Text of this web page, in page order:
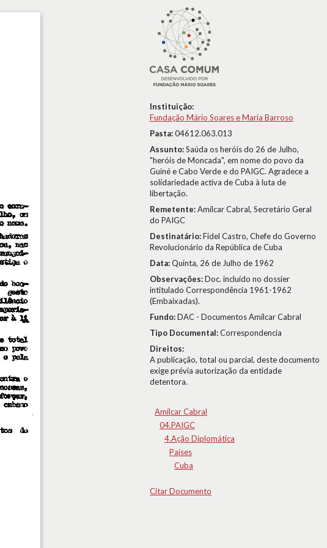
Instituição:
Fundação Mário Soares e Maria Barroso
Pasta:04612.063.013
Assunto:Saúda os heróis do 26 de Julho,
"heróis de Moncada", em nome do povo da
Guiné e Cabo Verde e do PAIGC. Agradece a
solidariedade activa de Cuba à luta de
libertação.
Remetente:Amílcar Cabral, Secretário Geral
do PAIGC
Destinatário:Fidel Castro, Chefe do Governo
Revolucionário da República de Cuba
Data:Quinta, 26 de Julho de 1962
Observações:Doc. incluído no dossier
intitulado Correspondência 1961-1962
(Embaixadas).
Fundo:DAC - Documentos Amílcar Cabral
Tipo Documental:Correspondencia
Direitos:
A publicação, total ou parcial, deste documento
exige prévia autorização da entidade
detentora.
Amílcar Cabral
04.PAIGC
4.Ação Diplomática
Países
Cuba
Citar Documento